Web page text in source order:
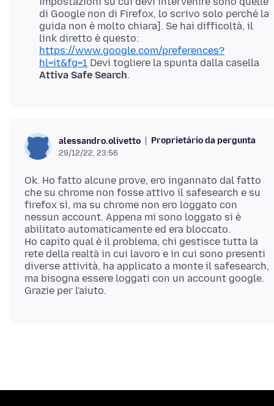
di Google non di Firefox, lo scrivo solo perché la
guida non è molto chiara]. Se hai difficoltà, il
link diretto è questo:
https://www.google.com/preferences?
hl=it&fg=1 Devi togliere la spunta dalla casella
Attiva Safe Search.
alessandro.olivetto Proprietário da pergunta
29/12/22, 23:56
Ok. Ho fatto alcune prove, ero ingannato dal fatto
che su chrome non fosse attivo il safesearch e su
firefox sì, ma su chrome non ero loggato con
nessun account. Appena mi sono loggato si è
abilitato automaticamente ed era bloccato.
Ho capito qual è il problema, chi gestisce tutta la
rete della realtà in cui lavoro e in cui sono presenti
diverse attività, ha applicato a monte il safesearch,
ma bisogna essere loggati con un account google.